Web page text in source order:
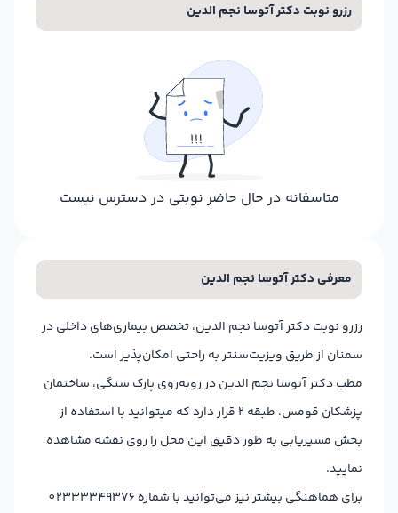
رزرو نوبت دکتر آتوسا نجم الدین
متاسفانه در حال حاضر نوبتی در دسترس نیست
معرفی دکتر آتوسا نجم الدین
رزرو نوبت دکتر آتوسا نجم الدین، تخصص بیماری‌های داخلی در
سمنان از طریق ویزیت‌سنتر به راحتی امکان‌پذیر است.
مطب دکتر آتوسا نجم الدین در روبه‌روی پارک سنگی، ساختمان
پزشکان قومس، طبقه 2 قرار دارد که میتوانید با استفاده از
بخش مسیریابی به طور دقیق این محل را روی نقشه مشاهده
نمایید.
برای هماهنگی بیشتر نیز می‌توانید با شماره 02333349376